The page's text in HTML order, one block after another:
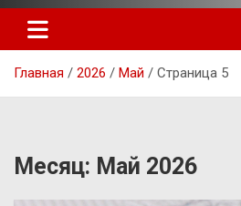
Главная 2026 Май Страница 5
Месяц: Май 2026